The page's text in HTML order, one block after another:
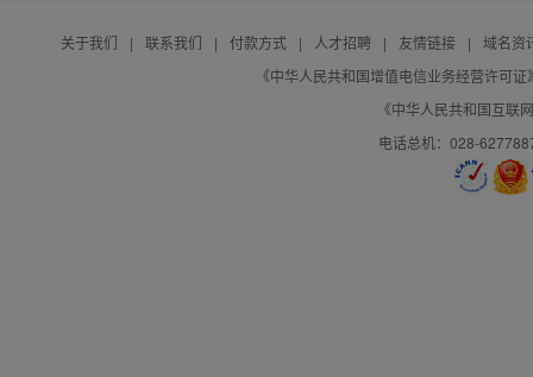
关于我们 | 联系我们 | 付款方式 | 人才招聘 | 友情链接 |
域名资
《中华人民共和国增值电信业务经营许可
《中华人民共和国互联
电话总机：028-